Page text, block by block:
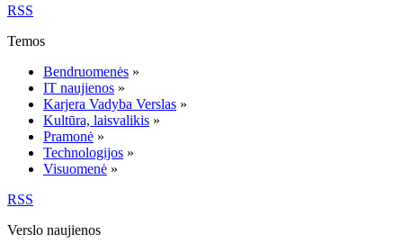
RSS
Temos
Bendruomenės »
IT naujienos »
Karjera Vadyba Verslas »
Kultūra, laisvalikis »
Pramonė »
Technologijos »
Visuomenė »
RSS
Verslo naujienos